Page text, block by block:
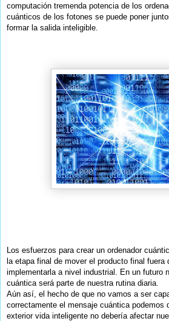
computación tremenda potencia de los
cuánticos de los fotones se puede poner
formar la salida inteligible.
Los esfuerzos para crear un ordenador
la etapa final de mover el producto final fuera
implementarla a nivel industrial.
En un futuro
cuántica será parte de nuestra rutina diaria.
Aún así, el hecho de que no vamos a ser
correctamente el mensaje cuántica podemos
exterior vida inteligente no debería afectar